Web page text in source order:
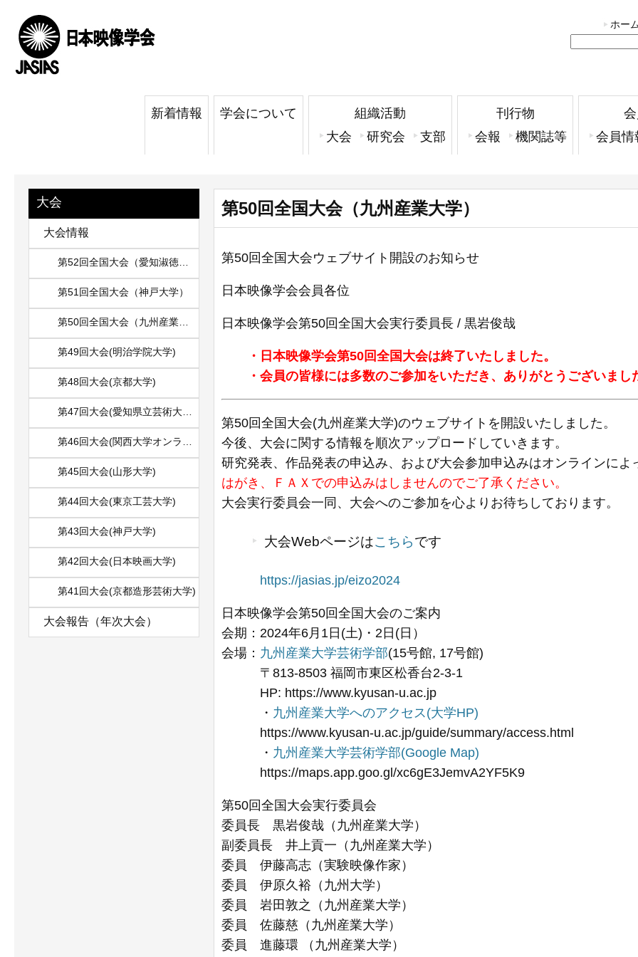
ホー
新着情報 学会について
組織活動
大会
研究会 支部
刊行物
会報
機関誌等
会員情
大会
大会情報
第51回全国大会（神戸大学）
第49回大会(明治学院大学)
第48回大会(京都大学)
第45回大会(山形大学)
第44回大会(東京工芸大学)
第43回大会(神戸大学)
第42回大会(日本映画大学)
第41回大会(京都造形芸術大学)
大会報告（年次大会）
第50回全国大会（九州産業大学）
第50回全国大会ウェブサイト開設のお知らせ
日本映像学会会員各位
日本映像学会第50回全国大会実行委員長 / 黒岩俊哉
・日本映像学会第50回全国大会は終了いたしました。
・会員の皆様には多数のご参加をいただき、ありがとうございまし
第50回全国大会(九州産業大学)のウェブサイトを開設いたしました。
今後、大会に関する情報を順次アップロードしていきます。
研究発表、作品発表の申込み、および大会参加申込みはオンラインによ
はがき、ＦＡＸでの申込みはしませんのでご了承ください。
大会実行委員会一同、大会へのご参加を心よりお待ちしております。
大会Webページはこちらです
https://jasias.jp/eizo2024
日本映像学会第50回全国大会のご案内
会期：2024年6月1日(土)・2日(日）
会場： 九州産業大学芸術学部(15号館, 17号館)
〒813-8503 福岡市東区松香台2-3-1
HP: https://www.kyusan-u.ac.jp
・ 九州産業大学へのアクセス(大学HP)
https://www.kyusan-u.ac.jp/guide/summary/access.html
・ 九州産業大学芸術学部(Google Map)
https://maps.app.goo.gl/xc6gE3JemvA2YF5K9
第50回全国大会実行委員会
委員長 黒岩俊哉（九州産業大学）
副委員長 井上貢一（九州産業大学）
委員 伊藤高志（実験映像作家）
委員 伊原久裕（九州大学）
委員 岩田敦之（九州産業大学）
委員 佐藤慈（九州産業大学）
委員 進藤環 （九州産業大学）